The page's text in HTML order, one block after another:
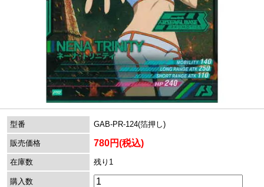
型番 GAB-PR-124(箔押し)
販売価格 780円(税込)
在庫数 残り1
購入数